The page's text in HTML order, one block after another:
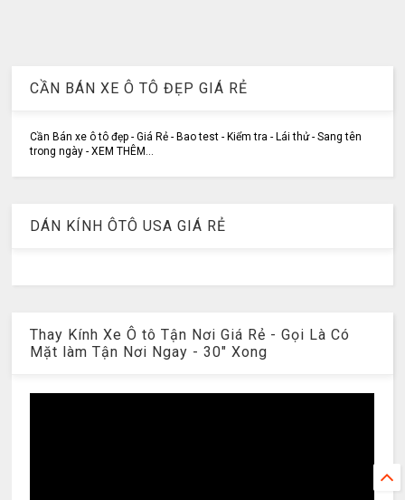
CẦN BÁN XE Ô TÔ ĐẸP GIÁ RẺ
Cần Bán xe ô tô đẹp - Giá Rẻ - Bao test - Kiểm tra - Lái thử - Sang tên
trong ngày - XEM THÊM...
DÁN KÍNH ÔTÔ USA GIÁ RẺ
Thay Kính Xe Ô tô Tận Nơi Giá Rẻ - Gọi Là Có
Mặt làm Tận Nơi Ngay - 30" Xong